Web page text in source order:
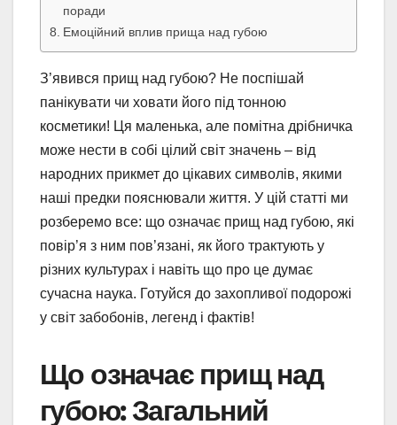
поради
Емоційний вплив прища над губою
З’явився прищ над губою? Не поспішай
панікувати чи ховати його під тонною
косметики! Ця маленька, але помітна дрібничка
може нести в собі цілий світ значень – від
народних прикмет до цікавих символів, якими
наші предки пояснювали життя. У цій статті ми
розберемо все: що означає прищ над губою, які
повір’я з ним пов’язані, як його трактують у
різних культурах і навіть що про це думає
сучасна наука. Готуйся до захопливої подорожі
у світ забобонів, легенд і фактів!
Що означає прищ над
губою: Загальний